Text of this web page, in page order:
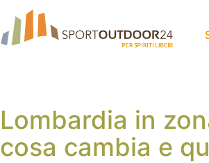
Lombardia in
cosa cambia e